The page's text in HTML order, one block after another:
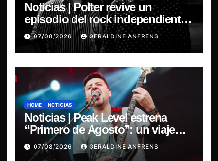
Noticias | Polter revive un
episodio del rock independiente
chileno con el lanzamiento de
“Esencial 2001–2026”
07/08/2026 GERALDINE ANFRENS
HOME NOTICIAS
Noticias | Peak Level estrena
“Primero de Agosto”: un viaje
sonoro por el duelo y la memoria.
07/08/2026 GERALDINE ANFRENS